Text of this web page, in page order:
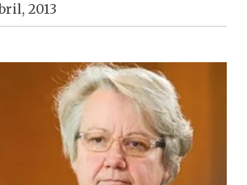
2013